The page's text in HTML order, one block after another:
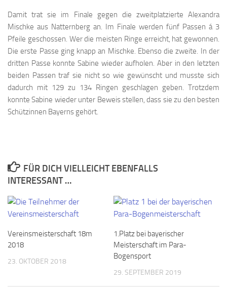
Damit trat sie im Finale gegen die zweitplatzierte Alexandra
Mischke aus Natternberg an. Im Finale werden fünf Passen á 3
Pfeile geschossen. Wer die meisten Ringe erreicht, hat gewonnen.
Die erste Passe ging knapp an Mischke. Ebenso die zweite. In der
dritten Passe konnte Sabine wieder aufholen. Aber in den letzten
beiden Passen traf sie nicht so wie gewünscht und musste sich
dadurch mit 129 zu 134 Ringen geschlagen geben. Trotzdem
konnte Sabine wieder unter Beweis stellen, dass sie zu den besten
Schützinnen Bayerns gehört.
FÜR DICH VIELLEICHT EBENFALLS
INTERESSANT …
Vereinsmeisterschaft 18m
2018
23. OKTOBER 2018
1.Platz bei bayerischer
Meisterschaft im Para-
Bogensport
29. SEPTEMBER 2019